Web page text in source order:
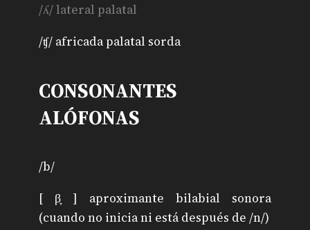
/ʎ/ lateral palatal
/ʧ/ africada palatal sorda
CONSONANTES
ALÓFONAS
/b/
[ β̞ ] aproximante bilabial sonora
(cuando no inicia ni está después de /n/)